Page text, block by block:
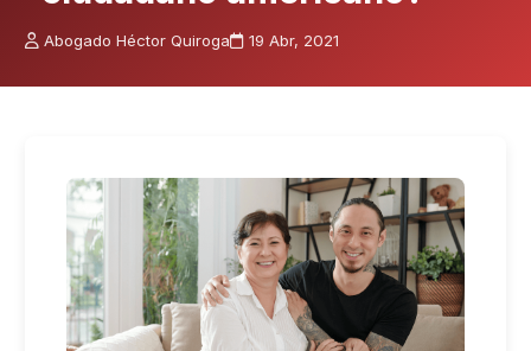
Abogado Héctor Quiroga 19 Abr, 2021